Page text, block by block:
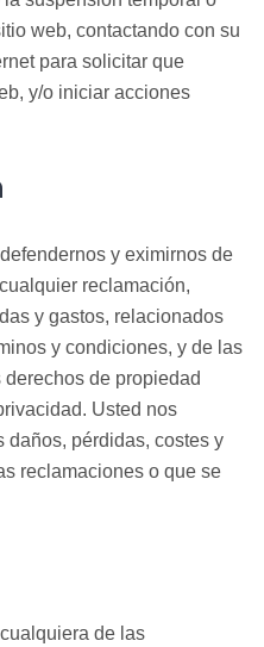
web, contactando con su
para solicitar que
y/o iniciar acciones
y eximirnos de
reclamación,
y gastos, relacionados
y condiciones, y de las
de propiedad
Usted nos
daños, pérdidas, costes y
reclamaciones o que se
de las